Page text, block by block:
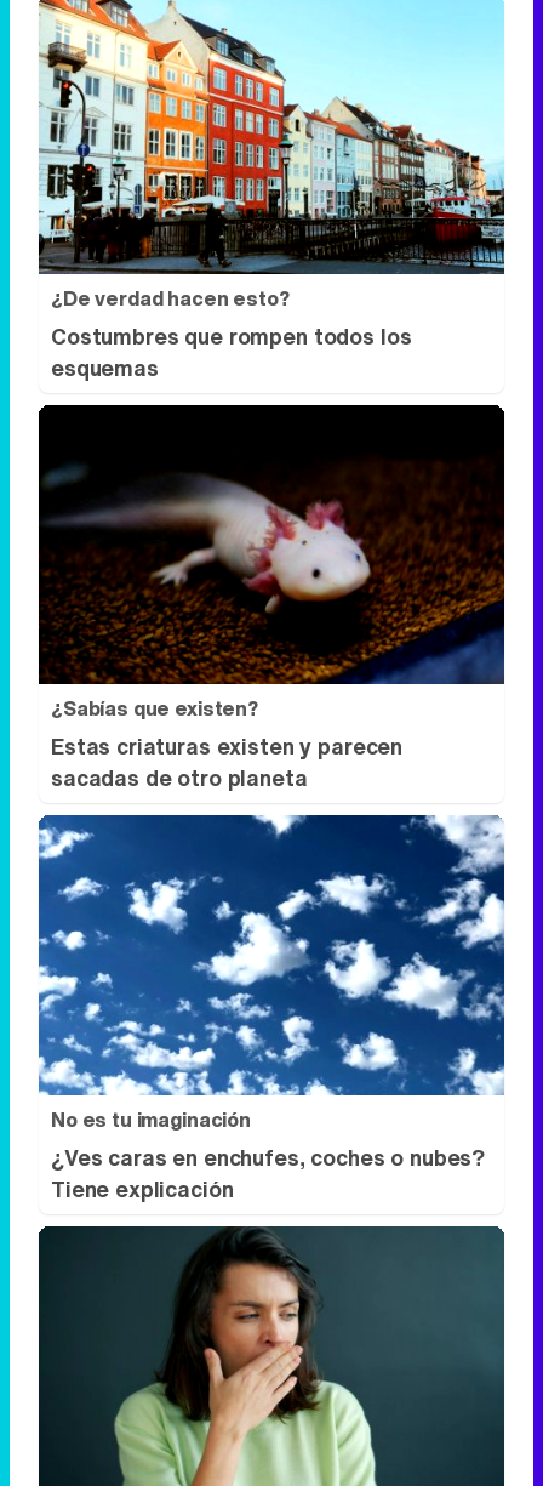
¿De verdad hacen esto?
Costumbres que rompen todos los
esquemas
¿Sabías que existen?
Estas criaturas existen y parecen
sacadas de otro planeta
No es tu imaginación
¿Ves caras en enchufes, coches o nubes?
Tiene explicación